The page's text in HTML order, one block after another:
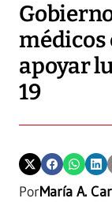
médicos
apoyar
19
PorMaría A.